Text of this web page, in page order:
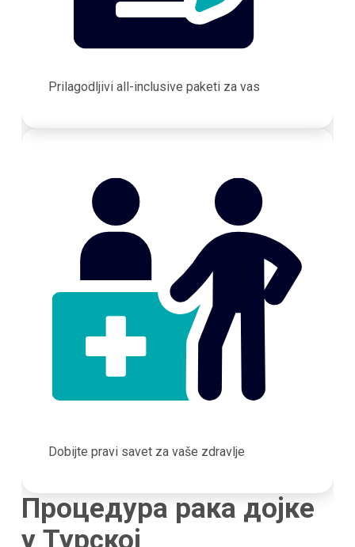
Prilagodljivi all-inclusive paketi za vas
Dobijte pravi savet za vaše zdravlje
Процедура рака дојке
у Турској